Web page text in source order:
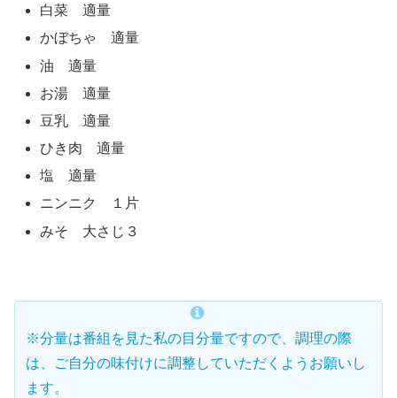
白菜 適量
かぼちゃ 適量
油 適量
お湯 適量
豆乳 適量
ひき肉 適量
塩 適量
ニンニク １片
みそ 大さじ３
※分量は番組を見た私の目分量ですので、調理の際
は、ご自分の味付けに調整していただくようお願いし
ます。